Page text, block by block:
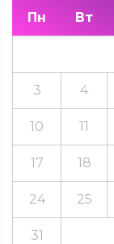
Пн Вт
3 4
10 11
17 18
24 25
31